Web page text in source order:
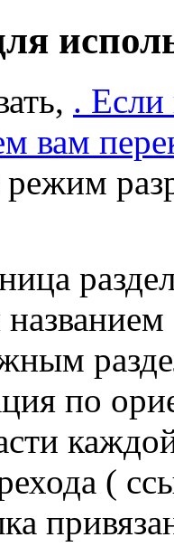
. Если
вам
режим
по
(